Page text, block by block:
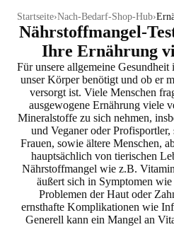
Startseite Nach-Bedarf-Shop-Hub
Nährstoffmangel-
Ihre Ernährung
Für unsere allgemeine
unser Körper benötigt und ob er
versorgt ist. Viele Menschen
ausgewogene Ernährung viele
Mineralstoffe zu sich nehmen,
und Veganer oder
Frauen, sowie ältere Menschen,
hauptsächlich von tierischen
Nährstoffmangel wie z.B.
äußert sich in Symptomen
Problemen der Haut oder
ernsthafte Komplikationen wie
Generell kann ein Mangel an